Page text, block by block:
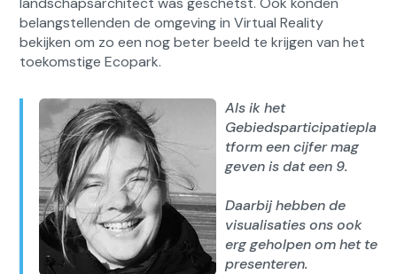
belangstellenden de omgeving in Virtual Reality
bekijken om zo een nog beter beeld te krijgen van het
toekomstige Ecopark.
Als ik het
Gebiedsparticipatiepla
tform een cijfer mag
geven is dat een 9.
Daarbij hebben de
visualisaties ons ook
erg geholpen om het te
presenteren.